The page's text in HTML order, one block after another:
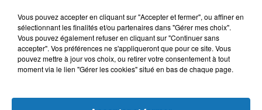
Bélier Taureau Gémeaux
Vous pouvez accepter en cliquant sur "Accepter et fermer", ou affiner en
sélectionnant les finalités et/ou partenaires dans "Gérer mes choix".
Vous pouvez également refuser en cliquant sur "Continuer sans
accepter". Vos préférences ne s'appliqueront que pour ce site. Vous
pouvez mettre à jour vos choix, ou retirer votre consentement à tout
moment via le lien "Gérer les cookies" situé en bas de chaque page.